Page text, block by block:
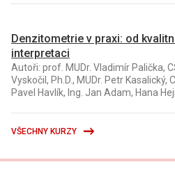
Denzitometrie v praxi: od
interpretaci
Autoři: prof. MUDr. Vladimír Palička,
Vyskočil, Ph.D., MUDr. Petr Kasalický,
Pavel Havlík, Ing. Jan Adam, Hana
VŠECHNY KURZY